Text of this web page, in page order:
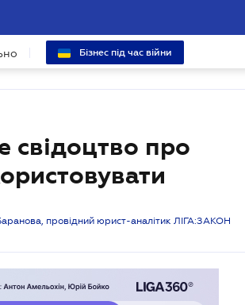
Бізнес під час війни
свідоцтво про
провідний юрист-аналітик ЛІГА:ЗАКОН